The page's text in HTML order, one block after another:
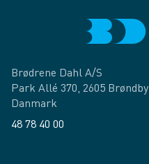
Brødrene Dahl A/S
Park Allé 370, 2605 Brøndby
Danmark
48 78 40 00